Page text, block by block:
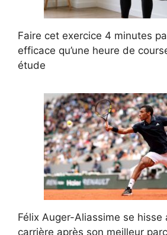
Faire cet exercice 4 minutes
efficace qu’une heure de
étude
Félix Auger-Aliassime se hisse
carrière après son meilleur